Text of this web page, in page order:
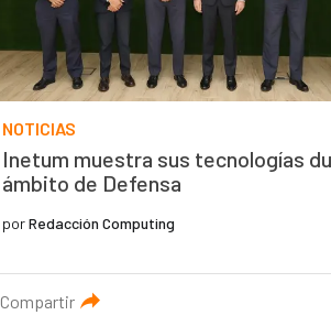
NOTICIAS
Inetum muestra sus tecnologías
ámbito de Defensa
porRedacción Computing
Compartir